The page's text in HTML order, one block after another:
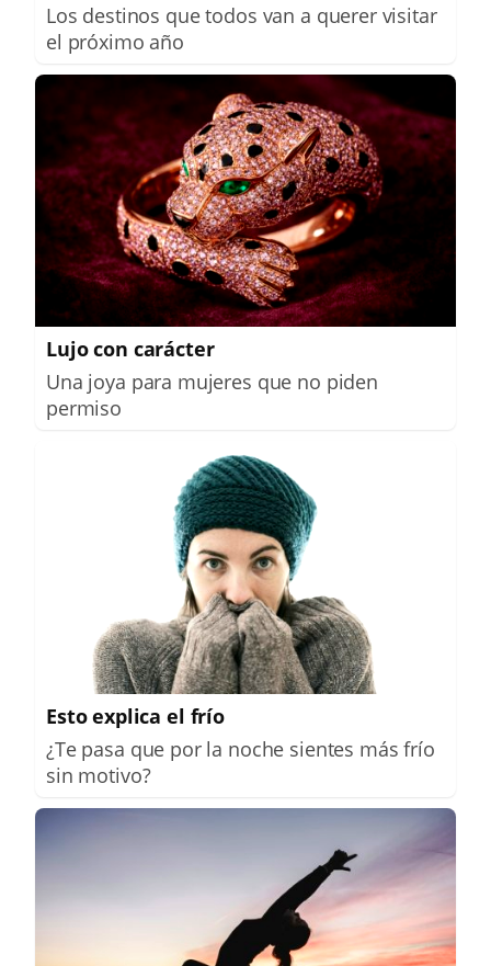
Los destinos que todos van a querer visitar
el próximo año
Lujo con carácter
Una joya para mujeres que no piden
permiso
Esto explica el frío
¿Te pasa que por la noche sientes más frío
sin motivo?